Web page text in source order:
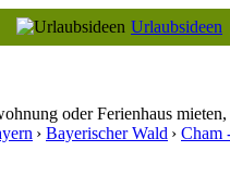
Urlaubsideen
oder Ferienhaus
› Bayerischer Wald › Cham